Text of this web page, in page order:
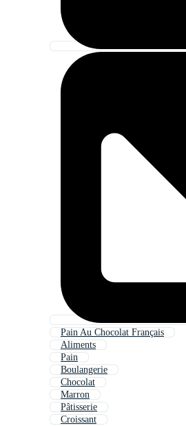
Pain Au Chocolat Français
Aliments
Pain
Boulangerie
Chocolat
Marron
Pâtisserie
Croissant